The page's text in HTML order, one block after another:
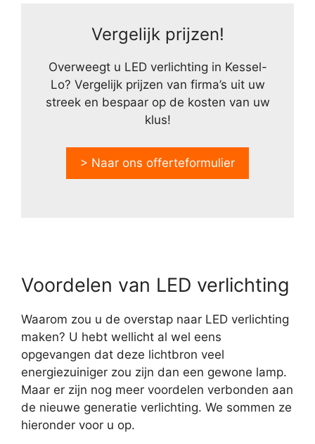
Vergelijk prijzen!
Overweegt u LED verlichting in Kessel-
Lo? Vergelijk prijzen van firma’s uit uw
streek en bespaar op de kosten van uw
klus!
> Naar ons offerteformulier
Voordelen van LED verlichting
Waarom zou u de overstap naar LED verlichting
maken? U hebt wellicht al wel eens
opgevangen dat deze lichtbron veel
energiezuiniger zou zijn dan een gewone lamp.
Maar er zijn nog meer voordelen verbonden aan
de nieuwe generatie verlichting. We sommen ze
hieronder voor u op.